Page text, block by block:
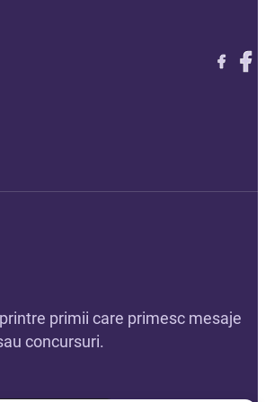
Follow
primii care primesc mesaje
concursuri.